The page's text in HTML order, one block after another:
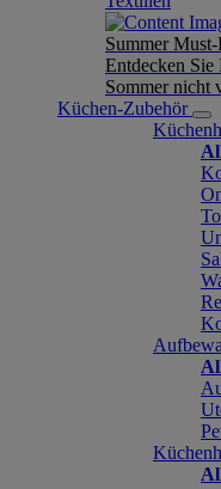
Summer
Entdecken Sie
Sommer nicht
Küchen-Zubehör